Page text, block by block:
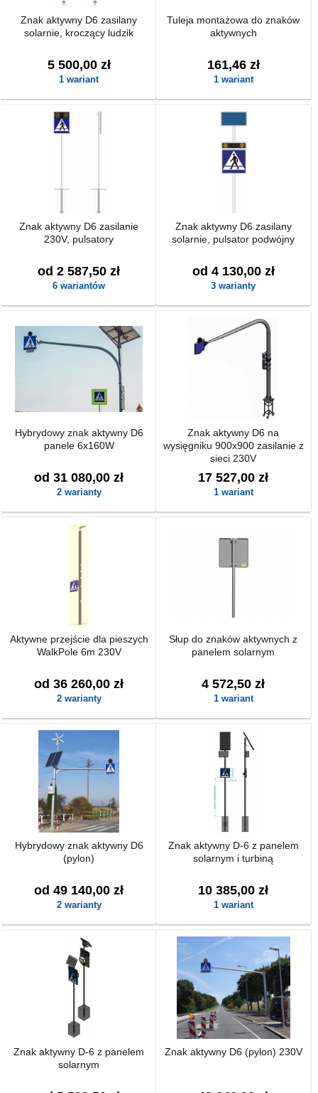
Znak aktywny D6 zasilany
solarnie, kroczący ludzik
5 500,00 zł
1 wariant
Tuleja montażowa do znaków
aktywnych
161,46 zł
1 wariant
Znak aktywny D6 zasilanie
230V, pulsatory
od 2 587,50 zł
6 wariantów
Znak aktywny D6 zasilany
solarnie, pulsator podwójny
od 4 130,00 zł
3 warianty
Hybrydowy znak aktywny D6
panele 6x160W
od 31 080,00 zł
2 warianty
Znak aktywny D6 na
wysięgniku 900x900 zasilanie z
sieci 230V
17 527,00 zł
1 wariant
Aktywne przejście dla pieszych
WalkPole 6m 230V
od 36 260,00 zł
2 warianty
Słup do znaków aktywnych z
panelem solarnym
4 572,50 zł
1 wariant
Hybrydowy znak aktywny D6
(pylon)
od 49 140,00 zł
2 warianty
Znak aktywny D-6 z panelem
solarnym i turbiną
10 385,00 zł
1 wariant
Znak aktywny D-6 z panelem
solarnym
Znak aktywny D6 (pylon) 230V